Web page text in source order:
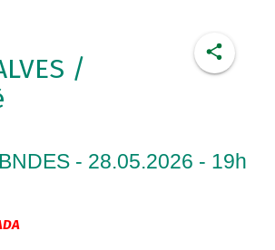
/
- 28.05.2026 - 19h